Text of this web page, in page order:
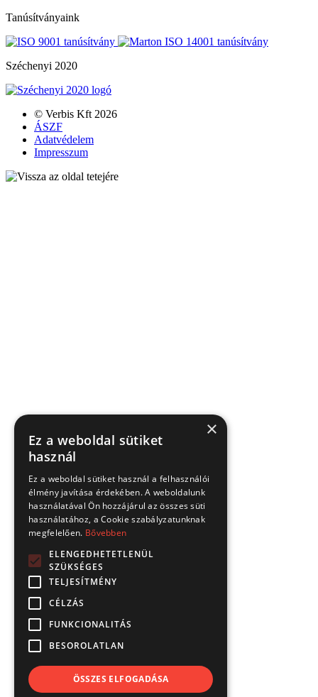
Tanúsítványaink
Széchenyi 2020
© Verbis Kft 2026
ÁSZF
Adatvédelem
Impresszum
×
Ez a weboldal sütiket
használ
Ez a weboldal sütiket használ a felhasználói
élmény javítása érdekében. A weboldalunk
használatával Ön hozzájárul az összes süti
használatához, a Cookie szabályzatunknak
megfelelően. Bővebben
ELENGEDHETETLENÜL
SZÜKSÉGES
TELJESÍTMÉNY
CÉLZÁS
FUNKCIONALITÁS
BESOROLATLAN
ÖSSZES ELFOGADÁSA